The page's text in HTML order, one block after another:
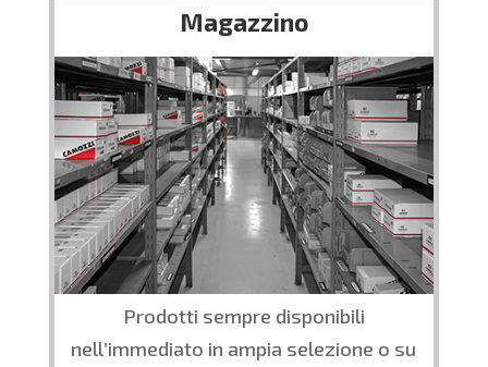
Magazzino
Prodotti sempre disponibili
nell’immediato in ampia selezione o su